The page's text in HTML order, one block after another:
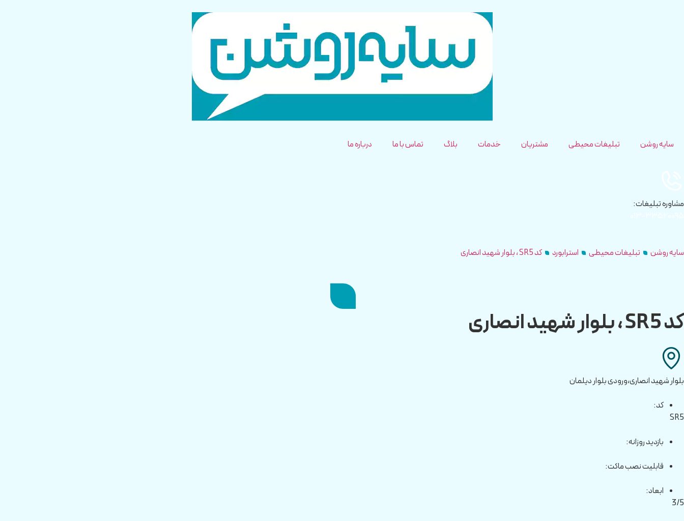
سایه روشن تبلیغات محیطی مشتریان خدمات بلاگ تماس با ما درباره ما
مشاوره تبلیغات:
سایه روشن تبلیغات محیطی استرابورد کد SR5 ، بلوار شهید انصاری
کد SR5 ، بلوار شهید انصاری
بلوار شهید انصاری،ورودی بلوار دیلمان
کد:
SR5
بازدید روزانه:
قابلیت نصب ماکت:
ابعاد:
3/5